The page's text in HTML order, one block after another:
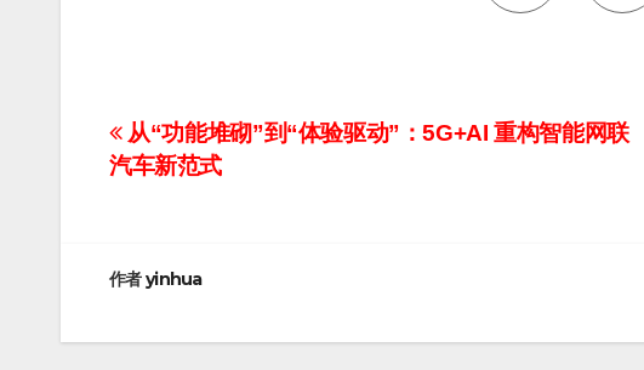
文
章
航
从“功能堆砌”到“体验驱动”：5G+AI 重构智能网联
汽车新范式
作者yinhua